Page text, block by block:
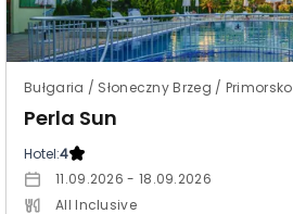
Bułgaria / Słoneczny Brzeg / Primorsko
Perla Sun
Hotel:4
11.09.2026 - 18.09.2026
All Inclusive